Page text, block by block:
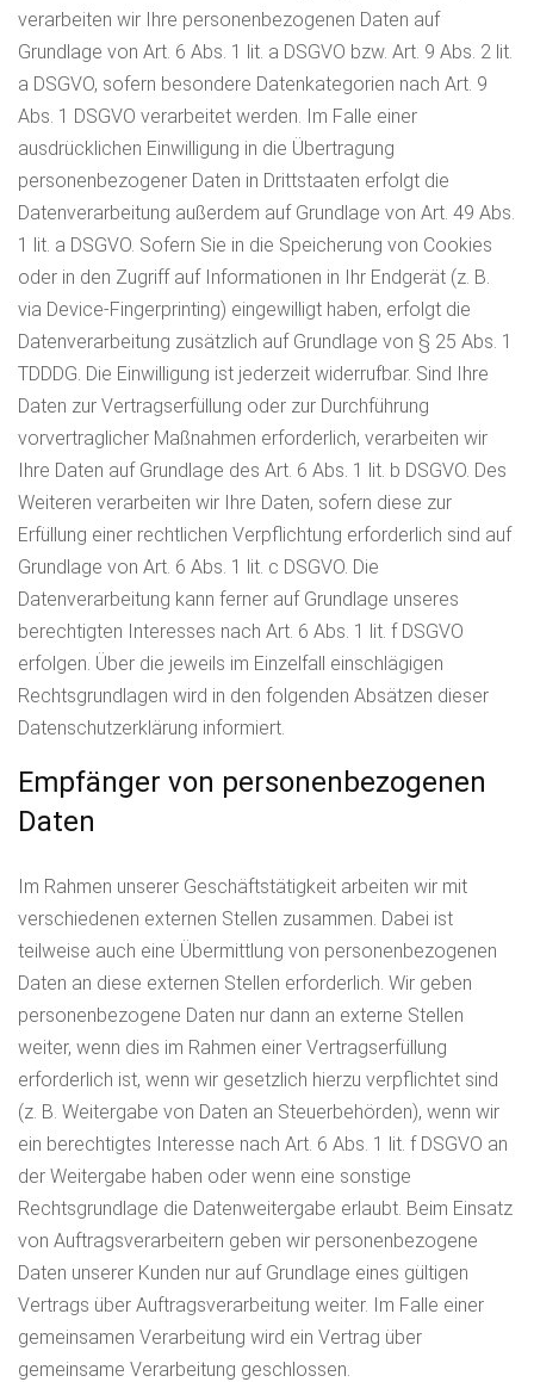
verarbeiten wir Ihre personenbezogenen Daten auf
Grundlage von Art. 6 Abs. 1 lit. a DSGVO bzw. Art. 9 Abs. 2 lit.
a DSGVO, sofern besondere Datenkategorien nach Art. 9
Abs. 1 DSGVO verarbeitet werden. Im Falle einer
ausdrücklichen Einwilligung in die Übertragung
personenbezogener Daten in Drittstaaten erfolgt die
Datenverarbeitung außerdem auf Grundlage von Art. 49 Abs.
1 lit. a DSGVO. Sofern Sie in die Speicherung von Cookies
oder in den Zugriff auf Informationen in Ihr Endgerät (z. B.
via Device-Fingerprinting) eingewilligt haben, erfolgt die
Datenverarbeitung zusätzlich auf Grundlage von § 25 Abs. 1
TDDDG. Die Einwilligung ist jederzeit widerrufbar. Sind Ihre
Daten zur Vertragserfüllung oder zur Durchführung
vorvertraglicher Maßnahmen erforderlich, verarbeiten wir
Ihre Daten auf Grundlage des Art. 6 Abs. 1 lit. b DSGVO. Des
Weiteren verarbeiten wir Ihre Daten, sofern diese zur
Erfüllung einer rechtlichen Verpflichtung erforderlich sind auf
Grundlage von Art. 6 Abs. 1 lit. c DSGVO. Die
Datenverarbeitung kann ferner auf Grundlage unseres
berechtigten Interesses nach Art. 6 Abs. 1 lit. f DSGVO
erfolgen. Über die jeweils im Einzelfall einschlägigen
Rechtsgrundlagen wird in den folgenden Absätzen dieser
Datenschutzerklärung informiert.
Empfänger von personenbezogenen
Daten
Im Rahmen unserer Geschäftstätigkeit arbeiten wir mit
verschiedenen externen Stellen zusammen. Dabei ist
teilweise auch eine Übermittlung von personenbezogenen
Daten an diese externen Stellen erforderlich. Wir geben
personenbezogene Daten nur dann an externe Stellen
weiter, wenn dies im Rahmen einer Vertragserfüllung
erforderlich ist, wenn wir gesetzlich hierzu verpflichtet sind
(z. B. Weitergabe von Daten an Steuerbehörden), wenn wir
ein berechtigtes Interesse nach Art. 6 Abs. 1 lit. f DSGVO an
der Weitergabe haben oder wenn eine sonstige
Rechtsgrundlage die Datenweitergabe erlaubt. Beim Einsatz
von Auftragsverarbeitern geben wir personenbezogene
Daten unserer Kunden nur auf Grundlage eines gültigen
Vertrags über Auftragsverarbeitung weiter. Im Falle einer
gemeinsamen Verarbeitung wird ein Vertrag über
gemeinsame Verarbeitung geschlossen.